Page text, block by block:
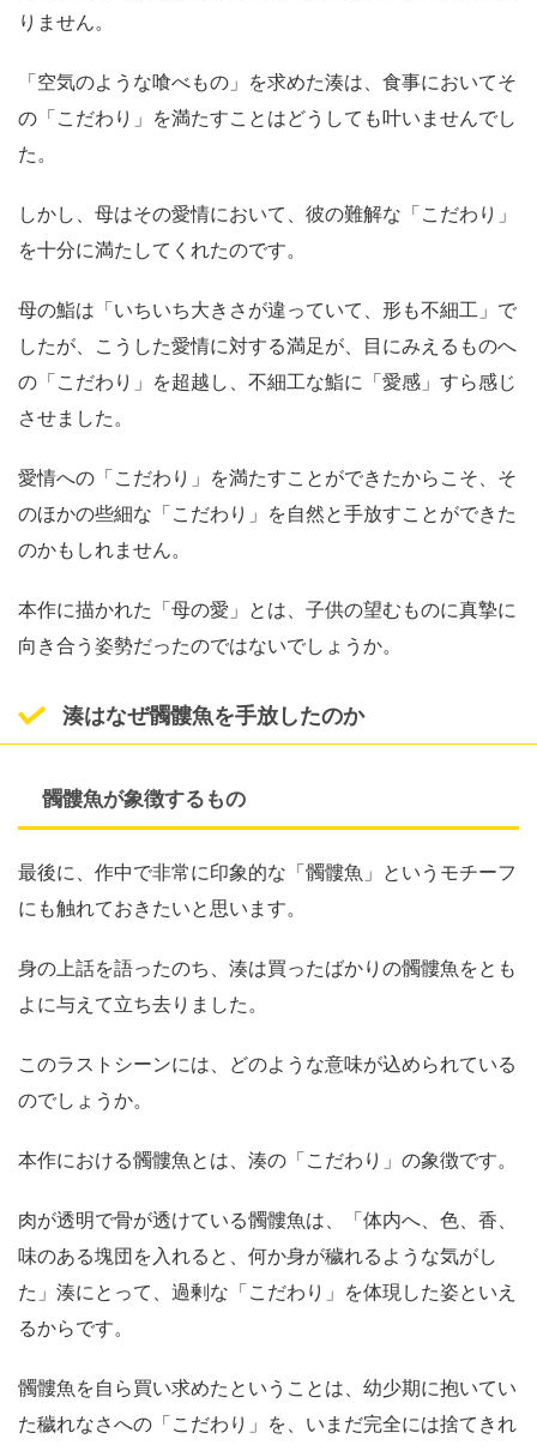
りません。
「空気のような喰べもの」を求めた湊は、食事においてそ
の「こだわり」を満たすことはどうしても叶いませんでし
た。
しかし、母はその愛情において、彼の難解な「こだわり」
を十分に満たしてくれたのです。
母の鮨は「いちいち大きさが違っていて、形も不細工」で
したが、こうした愛情に対する満足が、目にみえるものへ
の「こだわり」を超越し、不細工な鮨に「愛感」すら感じ
させました。
愛情への「こだわり」を満たすことができたからこそ、そ
のほかの些細な「こだわり」を自然と手放すことができた
のかもしれません。
本作に描かれた「母の愛」とは、子供の望むものに真摯に
向き合う姿勢だったのではないでしょうか。
湊はなぜ髑髏魚を手放したのか
髑髏魚が象徴するもの
最後に、作中で非常に印象的な「髑髏魚」というモチーフ
にも触れておきたいと思います。
身の上話を語ったのち、湊は買ったばかりの髑髏魚をとも
よに与えて立ち去りました。
このラストシーンには、どのような意味が込められている
のでしょうか。
本作における髑髏魚とは、湊の「こだわり」の象徴です。
肉が透明で骨が透けている髑髏魚は、「体内へ、色、香、
味のある塊団を入れると、何か身が穢れるような気がし
た」湊にとって、過剰な「こだわり」を体現した姿といえ
るからです。
髑髏魚を自ら買い求めたということは、幼少期に抱いてい
た穢れなさへの「こだわり」を、いまだ完全には捨てきれ